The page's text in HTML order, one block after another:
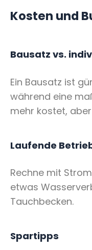
Kosten und
Bausatz vs.
Ein Bausatz ist
während eine
mehr kostet,
Laufende
Rechne mit
etwas
Tauchbecken.
Spartipps